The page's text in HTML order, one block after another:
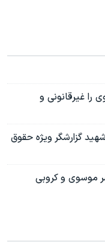
را غیرقانونی و
شهيد گزارشگر ویژه حقوق
موسوی و کروبی